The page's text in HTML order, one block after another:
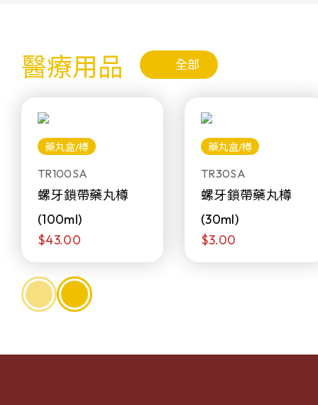
醫療用品 全部
藥丸盒/樽
TR100SA
螺牙鎖帶藥丸樽
(100ml)
$43.00
藥丸盒/樽
TR30SA
螺牙鎖帶藥丸樽
(30ml)
$3.00